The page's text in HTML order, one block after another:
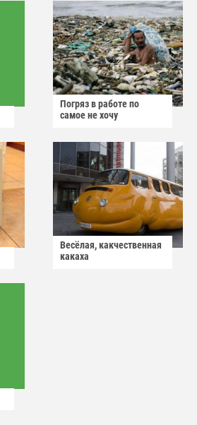
Погряз в работе по
самое не хочу
Весёлая, какчественная
какаха